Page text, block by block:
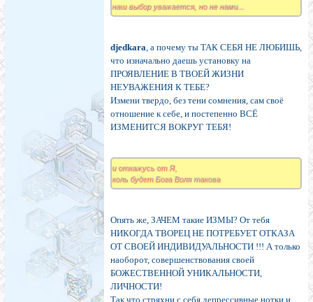
наш выбор уважается, но не нами...
djedkara, а почему ты ТАК СЕБЯ НЕ ЛЮБИШЬ,
что изначально даешь установку на
ПРОЯВЛЕНИЕ В ТВОЕЙ ЖИЗНИ
НЕУВАЖЕНИЯ К ТЕБЕ?
Измени твердо, без тени сомнения, сам своё
отношение к себе, и постепенно ВСЁ
ИЗМЕНИТСЯ ВОКРУГ ТЕБЯ!
и откажусь от Я,
коль будет Бога Воля такова
Опять же, ЗАЧЕМ такие ИЗМЫ? От тебя
НИКОГДА ТВОРЕЦ НЕ ПОТРЕБУЕТ ОТКАЗА
ОТ СВОЕЙ ИНДИВИДУАЛЬНОСТИ !!! А только
наоборот, совершенствования своей
БОЖЕСТВЕННОЙ УНИКАЛЬНОСТИ,
ЛИЧНОСТИ!
Так что стряхни с себя депрессивные нотки и